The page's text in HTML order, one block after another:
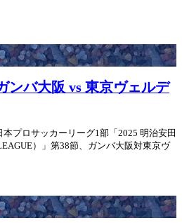
ンバ大阪 vs 東京ヴェルデ
プロサッカーリーグ1部「2025 明治安田
）」第38節、ガンバ大阪対東京ヴ